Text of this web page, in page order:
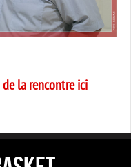
la rencontre ici